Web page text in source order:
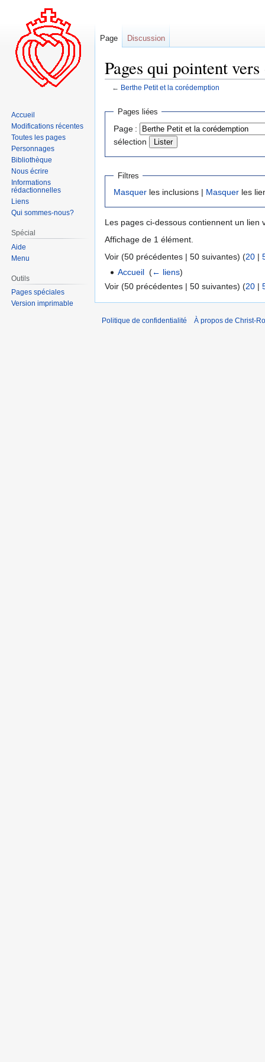
Pages qui pointent
← Berthe Petit et la corédemption
Aller
navigation
Aller
recherche
Pages liées
Page :
sélection
Filtres
Masquer les inclusions | Masquer les
Les pages ci-dessous contiennent un lien
Affichage de 1 élément.
Voir (50 précédentes | 50 suivantes) (20 |
Accueil ‎(← liens)
Voir (50 précédentes | 50 suivantes) (20 |
Page Discussion
Accueil
Modifications récentes
Toutes les pages
Personnages
Bibliothèque
Nous écrire
Informations
rédactionnelles
Liens
Qui sommes-nous?
Spécial
Aide
Menu
Outils
Pages spéciales
Version imprimable
Politique de confidentialité À propos de Christ-